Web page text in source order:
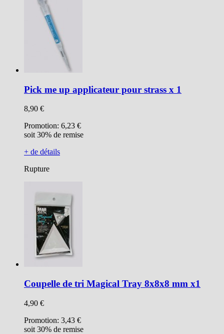
Pick me up applicateur pour strass x 1
8,90 €
Promotion: 6,23 €
soit 30% de remise
+ de détails
Rupture
Coupelle de tri Magical Tray 8x8x8 mm x1
4,90 €
Promotion: 3,43 €
soit 30% de remise